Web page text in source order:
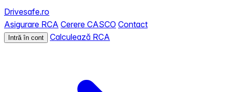
Drivesafe.ro
Asigurare RCA Cerere CASCO Contact
Intră în cont Calculează RCA